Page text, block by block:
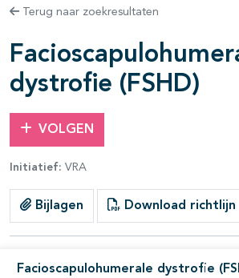
Terug naar zoekresultaten
dystrofie (FSHD)
VOLGEN
Initiatief: VRA
Bijlagen Download richtlijn
Facioscapulohumerale dystrofie
open- en dichtklappen
open- en dichtklappen
open- en dichtklappen
open- en dichtklappen